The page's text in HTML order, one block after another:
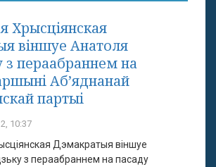
Хрысціянская
віншуе Анатоля
з пераабраннем на
Аб’яднанай
партыі
10:37
Дэмакратыя віншуе
з пераабраннем на пасаду